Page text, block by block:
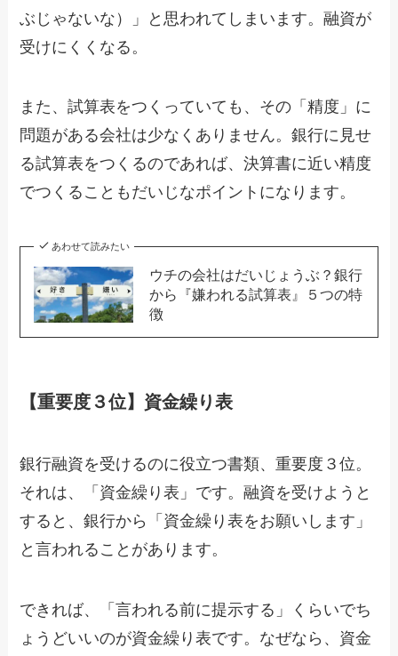
ぶじゃないな）」と思われてしまいます。融資が
受けにくくなる。
また、試算表をつくっていても、その「精度」に
問題がある会社は少なくありません。銀行に見せ
る試算表をつくるのであれば、決算書に近い精度
でつくることもだいじなポイントになります。
あわせて読みたい
ウチの会社はだいじょうぶ？銀行
から『嫌われる試算表』５つの特
徴
【重要度３位】資金繰り表
銀行融資を受けるのに役立つ書類、重要度３位。
それは、「資金繰り表」です。融資を受けようと
すると、銀行から「資金繰り表をお願いします」
と言われることがあります。
できれば、「言われる前に提示する」くらいでち
ょうどいいのが資金繰り表です。なぜなら、資金